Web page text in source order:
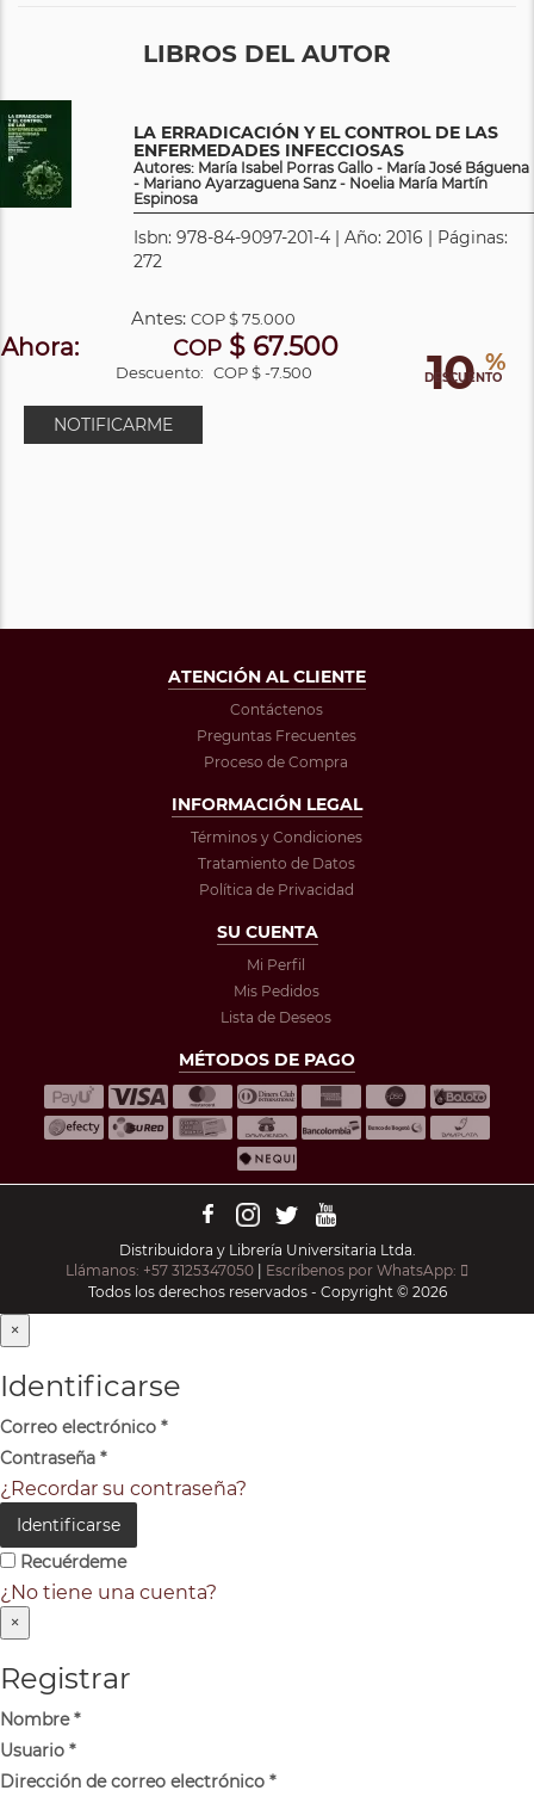
LIBROS DEL AUTOR
LA ERRADICACIÓN Y EL CONTROL DE LAS
ENFERMEDADES INFECCIOSAS
Autores: María Isabel Porras Gallo - María José Báguena
- Mariano Ayarzaguena Sanz - Noelia María Martín
Espinosa
Isbn: 978-84-9097-201-4 | Año: 2016 | Páginas:
272
10 %
DESCUENTO
Antes:COP$ 75.000
Ahora: COP$ 67.500
Descuento: COP $ -7.500
NOTIFICARME
ATENCIÓN AL CLIENTE
Contáctenos
Preguntas Frecuentes
Proceso de Compra
INFORMACIÓN LEGAL
Términos y Condiciones
Tratamiento de Datos
Política de Privacidad
SU CUENTA
Mi Perfil
Mis Pedidos
Lista de Deseos
MÉTODOS DE PAGO
Distribuidora y Librería Universitaria Ltda.
Llámanos: +57 3125347050 | Escríbenos por WhatsApp:
Todos los derechos reservados - Copyright © 2026
×
Identificarse
Correo electrónico *
Contraseña *
¿Recordar su contraseña?
Identificarse
Recuérdeme
¿No tiene una cuenta?
×
Registrar
Nombre*
Usuario *
Dirección de correo electrónico *